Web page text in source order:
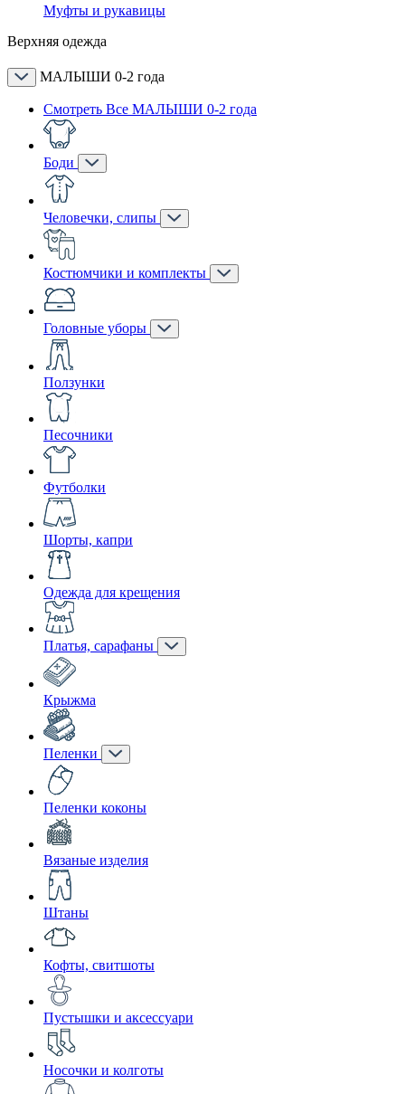
Муфты и рукавицы
Верхняя одежда
МАЛЫШИ 0-2 года
Смотреть Все МАЛЫШИ 0-2 года
Боди
Человечки, слипы
Костюмчики и комплекты
Головные уборы
Ползунки
Песочники
Футболки
Шорты, капри
Одежда для крещения
Платья, сарафаны
Крыжма
Пеленки
Пеленки коконы
Вязаные изделия
Штаны
Кофты, свитшоты
Пустышки и аксессуари
Носочки и колготы